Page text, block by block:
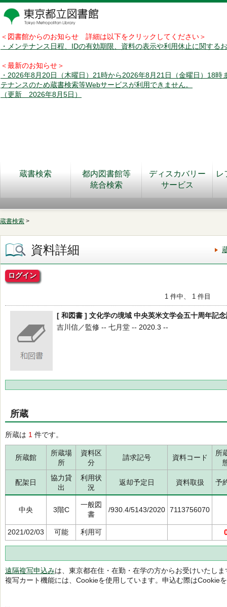
＜図書館からのお知らせ 詳細は以下をクリックしてください＞
・メンテナンス日程、IDの有効期限、資料の表示や利用休止に関する
＜最新のお知らせ＞
・2026年8月20日（木曜日）21時から2026年8月21日（金曜日）18時
テナンスのため蔵書検索等Webサービスが利用できません。
（更新 2026年8月5日）
蔵書検索
都内図書館等
統合検索
ディスカバリー
サービス
レ
蔵書検索 >
資料詳細
ログイン
1 件中、 1 件目
[ 和図書 ] 文化学の境域 中央英米文学会五十周年記
吉川信／監修 -- 七月堂 -- 2020.3 --
所蔵
所蔵は 1 件です。
所蔵館
所蔵場
所
資料区
分
請求記号 資料コード
所
配架日
協力貸
出
利用状
況
返却予定日 資料取扱 予
中央 3階C
一般図
書
/930.4/5143/2020 7113756070
2021/02/03 可能 利用可
遠隔複写申込みは、東京都在住・在勤・在学の方からお受けいたしま
複写カート機能には、Cookieを使用しています。申込む際はCookie